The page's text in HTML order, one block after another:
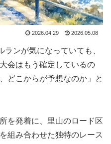
2026.04.29 2026.05.08
ンが気になっていても、
会はもう確定しているの
どこからが予想なのか」と
を発着に、里山のロード区
組み合わせた独特のレース